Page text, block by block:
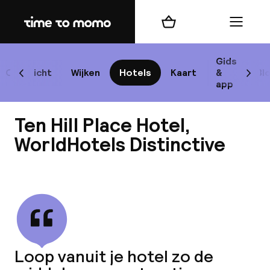
Home
Overzicht Wijken Hotels Kaart
Gids
&
app
Scroll naar links
Winkelmand Menu
Ten Hill Place Hotel,
WorldHotels Distinctive
Loop vanuit je hotel zo de